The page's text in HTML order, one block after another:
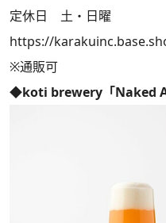
定休日 土・日曜
https://
※通販可
◆koti brewery「Naked